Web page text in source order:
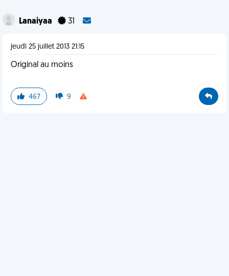
Lanaiyaa 31
jeudi 25 juillet 2013 21:15
Original au moins
467 9